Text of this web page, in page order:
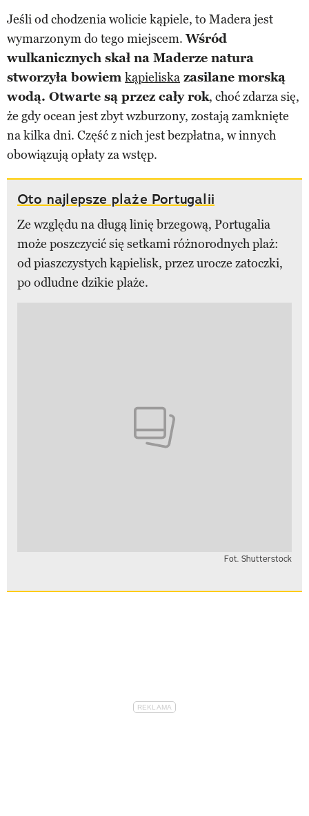
Jeśli od chodzenia wolicie kąpiele, to Madera jest
wymarzonym do tego miejscem.Wśród
wulkanicznych skał na Maderze natura
stworzyła bowiem kąpieliska zasilane morską
wodą. Otwarte są przez cały rok, choć zdarza się,
że gdy ocean jest zbyt wzburzony, zostają zamknięte
na kilka dni. Część z nich jest bezpłatna, w innych
obowiązują opłaty za wstęp.
Oto najlepsze plaże Portugalii
Ze względu na długą linię brzegową, Portugalia
może poszczycić się setkami różnorodnych plaż:
od piaszczystych kąpielisk, przez urocze zatoczki,
po odludne dzikie plaże.
Fot. Shutterstock